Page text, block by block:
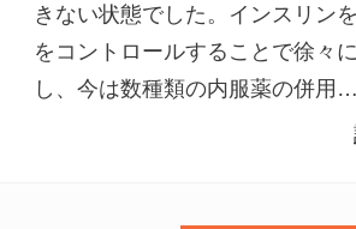
きない状態でした。インスリン
をコントロールすることで徐々
し、今は数種類の内服薬の併用…